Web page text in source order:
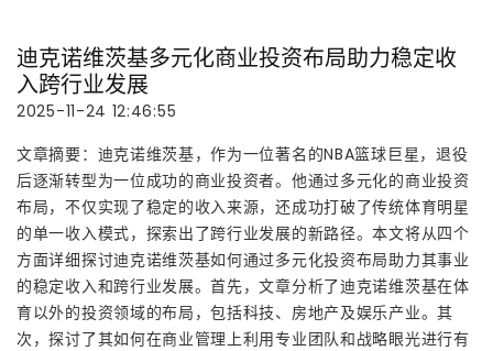
迪克诺维茨基多元化商业投资布局助力稳定收
入跨行业发展
2025-11-24 12:46:55
文章摘要：迪克诺维茨基，作为一位著名的NBA篮球巨星，退役
后逐渐转型为一位成功的商业投资者。他通过多元化的商业投资
布局，不仅实现了稳定的收入来源，还成功打破了传统体育明星
的单一收入模式，探索出了跨行业发展的新路径。本文将从四个
方面详细探讨迪克诺维茨基如何通过多元化投资布局助力其事业
的稳定收入和跨行业发展。首先，文章分析了迪克诺维茨基在体
育以外的投资领域的布局，包括科技、房地产及娱乐产业。其
次，探讨了其如何在商业管理上利用专业团队和战略眼光进行有